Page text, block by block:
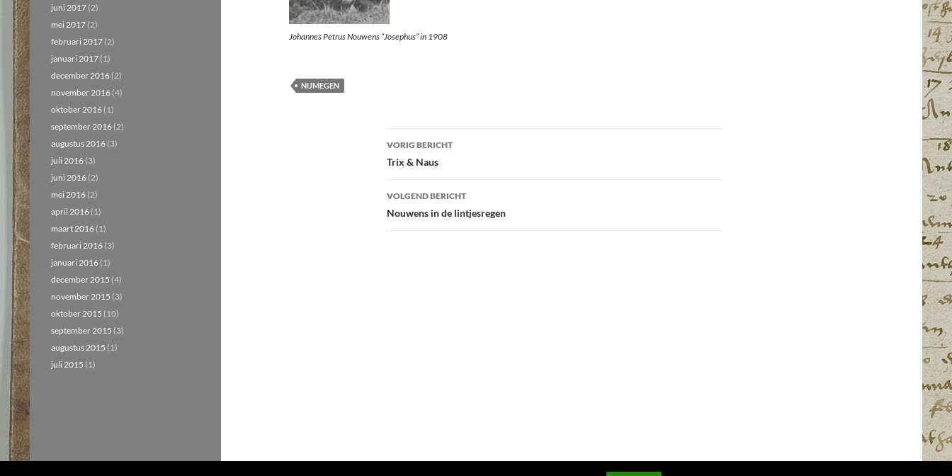
Johannes Petrus Nouwens “Josephus” in 1908
NIJMEGEN
Bericht
navigatie
VORIG BERICHT
Trix & Naus
VOLGEND BERICHT
Nouwens in de lintjesregen
juni 2017 (2)
mei 2017 (2)
februari 2017 (2)
januari 2017 (1)
december 2016 (2)
november 2016 (4)
oktober 2016 (1)
september 2016 (2)
augustus 2016 (3)
juli 2016 (3)
juni 2016 (2)
mei 2016 (2)
april 2016 (1)
maart 2016 (1)
februari 2016 (3)
januari 2016 (1)
december 2015 (4)
november 2015 (3)
oktober 2015 (10)
september 2015 (3)
augustus 2015 (1)
juli 2015 (1)